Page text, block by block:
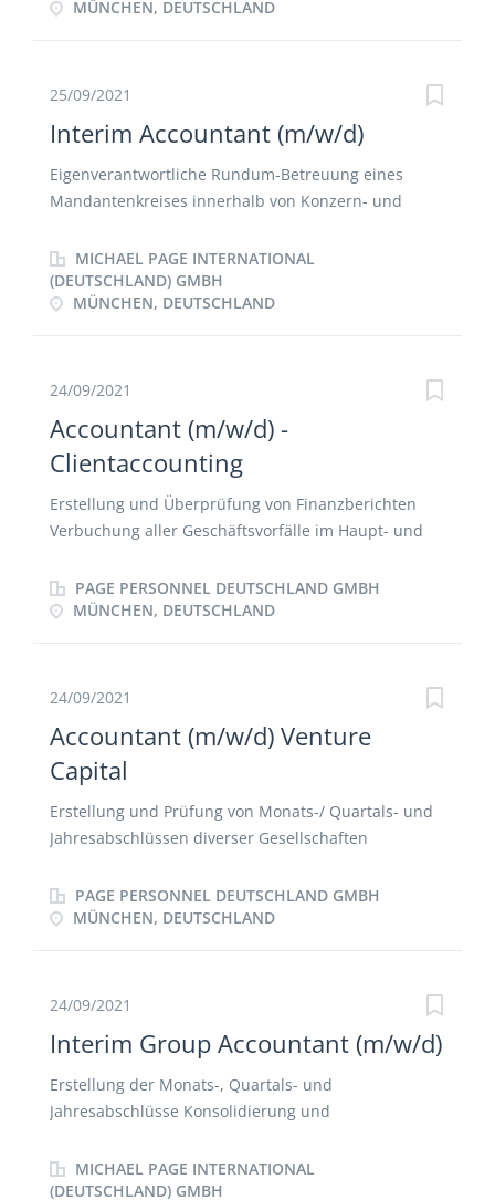
Wirtschaftsprüfer und Steuerberater Vorbereitung
Hauptbuchhaltung und Kontenabstimmung
der Umsatzsteuervoranmeldungen Abstimmung von
Weiterentwicklung und Optimierung der
buchhalterischen Prozesse
MÜNCHEN, DEUTSCHLAND
25/09/2021
Interim Accountant (m/w/d)
Eigenverantwortliche Rundum-Betreuung eines
Mandantenkreises innerhalb von Konzern- und
Finanzbuchhaltung Erstellung der Umsatzsteuer-
Voranmeldungen Ansprechpartnerfunktion für
Finanzamt, Wirtschaftsprüfer und Steuerberater
Tagesgeschäft
MICHAEL PAGE INTERNATIONAL
(DEUTSCHLAND) GMBH
MÜNCHEN, DEUTSCHLAND
24/09/2021
Accountant (m/w/d) -
Clientaccounting
Erstellung und Überprüfung von Finanzberichten
Verbuchung aller Geschäftsvorfälle im Haupt- und
Erstellung der monatlichen, quartalsmäßigen und
jährlichen Finanzreporte nach HGB, IFRS oder US-
Kommunikation mit Kunden, Steuerberatern,
Banken, Wirtschaftsprüfern, Anwälten, Investment-
Managern oder anderen Parteien Überwachung des
Zahlungsverkehrs
PAGE PERSONNEL DEUTSCHLAND GMBH
MÜNCHEN, DEUTSCHLAND
24/09/2021
Accountant (m/w/d) Venture
Capital
Erstellung und Prüfung von Monats-/ Quartals- und
Jahresabschlüssen diverser Gesellschaften
Durchführung und Prüfung von
Umsatzsteuervoranmeldungen Erstellung von
Kontaktperson für externe Dienstleister wie
den Head of Accounting Erste Ansprechperson für
fachliche Belange des gesamten Teams
PAGE PERSONNEL DEUTSCHLAND GMBH
MÜNCHEN, DEUTSCHLAND
24/09/2021
Interim Group Accountant (m/w/d)
Erstellung der Monats-, Quartals- und
Jahresabschlüsse Konsolidierung und
Jahresberichten Begleitung eines
Outsourcingprozesses
MICHAEL PAGE INTERNATIONAL
(DEUTSCHLAND) GMBH